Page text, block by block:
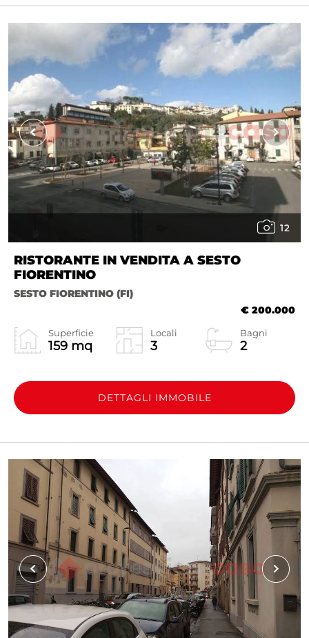
12
RISTORANTE IN VENDITA A SESTO
FIORENTINO
SESTO FIORENTINO (FI)
€ 200.000
Superficie
159 mq
Locali
3
Bagni
2
DETTAGLI IMMOBILE